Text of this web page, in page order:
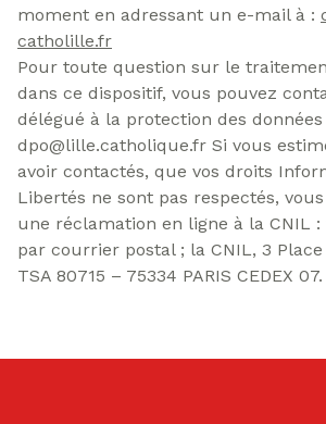
moment en adressant un e-mail à :
catholille.fr
Pour toute question sur le
dans ce dispositif, vous pouvez
délégué à la protection des données
dpo@lille.catholique.fr Si vous
avoir contactés, que vos droits
Libertés ne sont pas respectés,
une réclamation en ligne à la CNIL
par courrier postal ; la CNIL, 3
TSA 80715 – 75334 PARIS CEDEX 07.